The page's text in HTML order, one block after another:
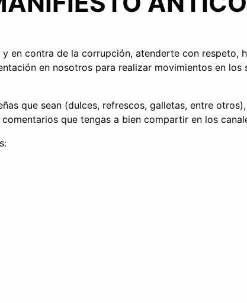
en contra de la corrupción, atenderte con
en nosotros para realizar movimientos en
que sean (dulces, refrescos, galletas, entre
que tengas a bien compartir en los